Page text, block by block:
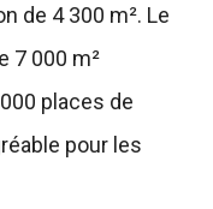
de 4 300 m². Le
7 000 m²
places de
pour les